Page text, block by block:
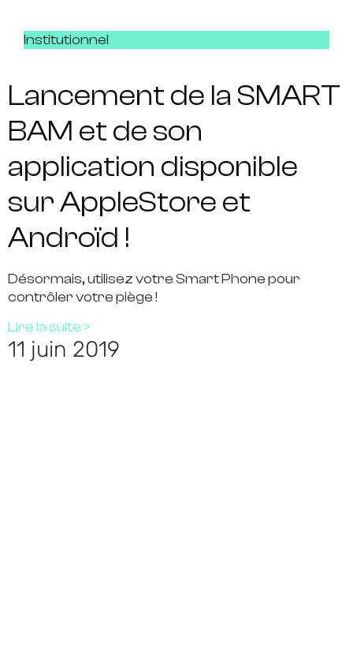
Institutionnel
Lancement de la SMART
BAM et de son
application disponible
sur AppleStore et
Androïd !
Désormais, utilisez votre Smart Phone pour
contrôler votre piège !
Lire la suite >
11 juin 2019